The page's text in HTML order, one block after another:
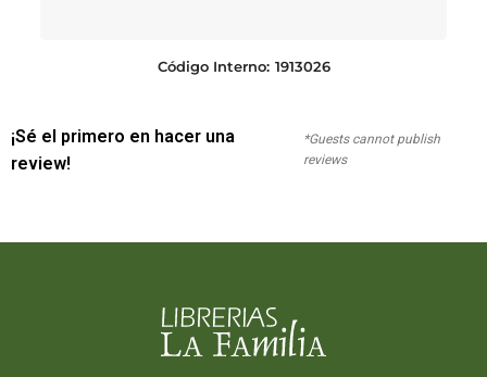
Código Interno: 1913026
¡Sé el primero en hacer una
review!
*Guests cannot publish
reviews